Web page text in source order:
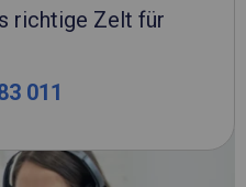
richtige Zelt für
011